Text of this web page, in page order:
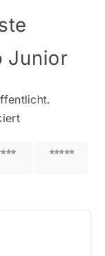
Junior
5 von